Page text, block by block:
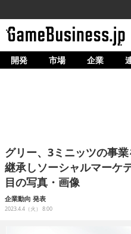
ホーム
企業動向
人材育成
産業政策
開発 市場 企業
グリー、3ミニッツの事
継承しソーシャルマーケ
目の写真・画像
企業動向 発表
2023.4.4（火） 8:00